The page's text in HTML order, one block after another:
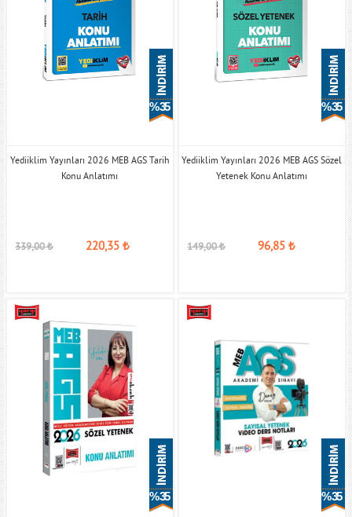
% 35
Yediiklim Yayınları 2026 MEB AGS Tarih
Konu Anlatımı
339,00₺ 220,35 ₺
% 35
Yediiklim Yayınları 2026 MEB AGS Sözel
Yetenek Konu Anlatımı
149,00₺ 96,85 ₺
% 35 % 35